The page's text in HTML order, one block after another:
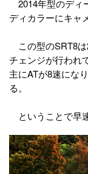
2014年型のディ
ディカラーにキャ
この型のSRT8は
チェンジが行われ
主にATが8速にな
る。
ということで早